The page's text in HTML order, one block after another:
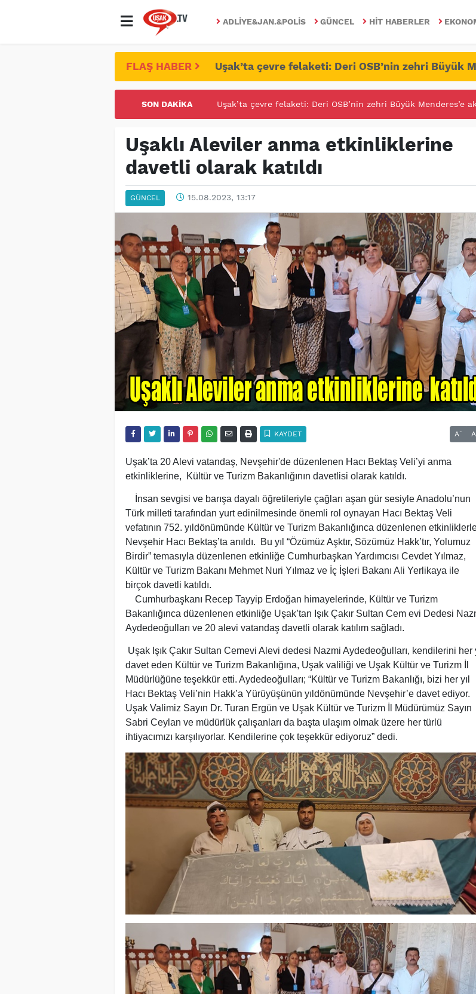
ADLIYE&JAN.&POLIS GÜNCEL HIT HABERLER
FLAŞ HABER Uşak’ta çevre felaketi: Deri OSB’nin zehri Büyük
SON DAKIKA UŞAK ÜNİVERİTESİNDE FETÖ/PDY İLE YALANDAN MÜCADELE!
Uşaklı Aleviler anma etkinliklerine
davetli olarak katıldı
GÜNCEL 15.08.2023, 13:17
KAYDET A- A
Uşak’ta 20 Alevi vatandaş, Nevşehir'de düzenlenen Hacı Bektaş Veli’yi anma
etkinliklerine, Kültür ve Turizm Bakanlığının davetlisi olarak katıldı.
İnsan sevgisi ve barışa dayalı öğretileriyle çağları aşan gür sesiyle Anadolu’nun
Türk milleti tarafından yurt edinilmesinde önemli rol oynayan Hacı Bektaş Veli
vefatının 752. yıldönümünde Kültür ve Turizm Bakanlığınca düzenlenen
Nevşehir Hacı Bektaş’ta anıldı. Bu yıl “Özümüz Aşktır, Sözümüz Hakk’tır, Yolumuz
Birdir” temasıyla düzenlenen etkinliğe Cumhurbaşkan Yardımcısı Cevdet Yılmaz,
Kültür ve Turizm Bakanı Mehmet Nuri Yılmaz ve İç İşleri Bakanı Ali Yerlikaya ile
birçok davetli katıldı.
Cumhurbaşkanı Recep Tayyip Erdoğan himayelerinde, Kültür ve Turizm
Bakanlığınca düzenlenen etkinliğe Uşak’tan Işık Çakır Sultan Cem evi Dedesi
Aydedeoğulları ve 20 alevi vatandaş davetli olarak katılım sağladı.
Uşak Işık Çakır Sultan Cemevi Alevi dedesi Nazmi Aydedeoğulları, kendilerini her
davet eden Kültür ve Turizm Bakanlığına, Uşak valiliği ve Uşak Kültür ve Turizm İl
Müdürlüğüne teşekkür etti. Aydedeoğulları; “Kültür ve Turizm Bakanlığı, bizi her yıl
Hacı Bektaş Veli’nin Hakk’a Yürüyüşünün yıldönümünde Nevşehir’e davet ediyor.
Uşak Valimiz Sayın Dr. Turan Ergün ve Uşak Kültür ve Turizm İl Müdürümüz Sayın
Sabri Ceylan ve müdürlük çalışanları da başta ulaşım olmak üzere her türlü
ihtiyacımızı karşılıyorlar. Kendilerine çok teşekkür ediyoruz” dedi.